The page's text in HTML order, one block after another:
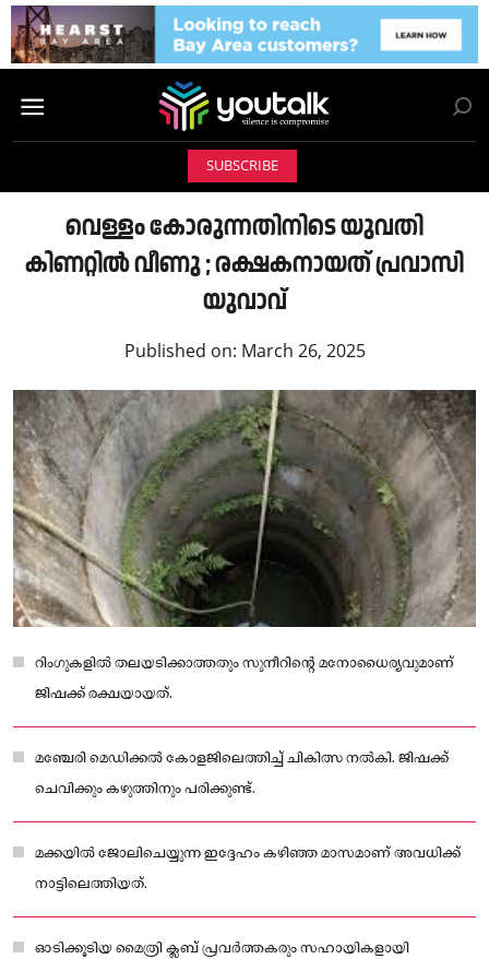
SUBSCRIBE
വെള്ളം കോരുന്നതിനിടെ യുവതി
കിണറ്റില്‍ വീണു ; രക്ഷകനായത് പ്രവാസി
യുവാവ്
Published on: March 26, 2025
റിംഗുകളില്‍ തലയടിക്കാത്തതും സുനീറിന്റെ മനോധൈര്യവുമാണ്
ജിഷക്ക് രക്ഷയായത്.
മഞ്ചേരി മെഡിക്കല്‍ കോളജിലെത്തിച്ച് ചികിത്സ നല്‍കി. ജിഷക്ക്
ചെവിക്കും കഴുത്തിനും പരിക്കുണ്ട്.
മക്കയില്‍ ജോലിചെയ്യുന്ന ഇദ്ദേഹം കഴിഞ്ഞ മാസമാണ് അവധിക്ക്
നാട്ടിലെത്തിയത്.
ഓടിക്കൂടിയ മൈത്രി ക്ലബ് പ്രവര്‍ത്തകരും സഹായികളായി